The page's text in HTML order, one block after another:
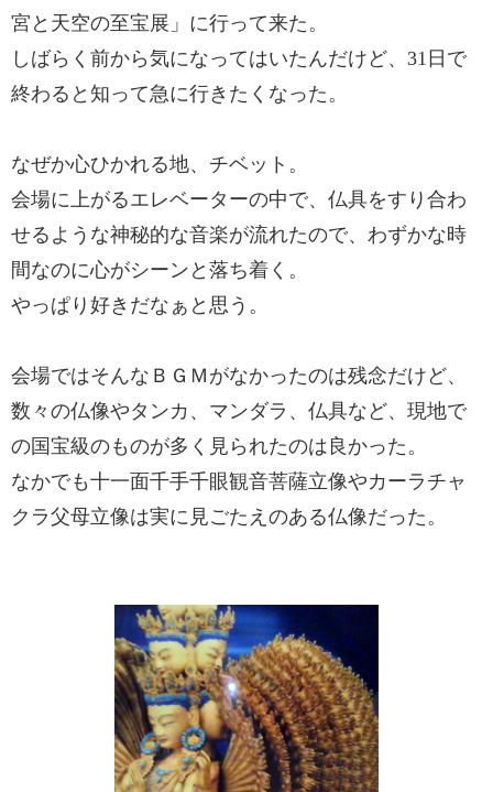
宮と天空の至宝展」に行って来た。
しばらく前から気になってはいたんだけど、31日で
終わると知って急に行きたくなった。
なぜか心ひかれる地、チベット。
会場に上がるエレベーターの中で、仏具をすり合わ
せるような神秘的な音楽が流れたので、わずかな時
間なのに心がシーンと落ち着く。
やっぱり好きだなぁと思う。
会場ではそんなＢＧＭがなかったのは残念だけど、
数々の仏像やタンカ、マンダラ、仏具など、現地で
の国宝級のものが多く見られたのは良かった。
なかでも十一面千手千眼観音菩薩立像やカーラチャ
クラ父母立像は実に見ごたえのある仏像だった。